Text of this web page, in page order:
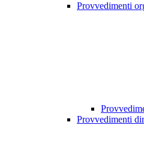
Provvedimenti
Provvedimenti